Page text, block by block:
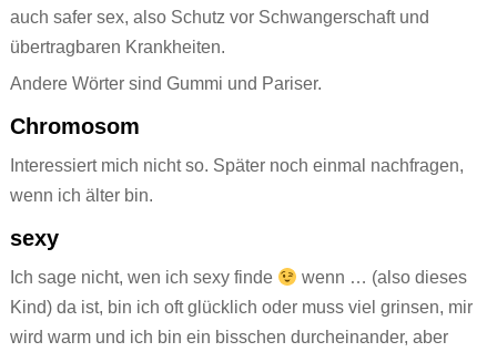
auch safer sex, also Schutz vor Schwangerschaft und
übertragbaren Krankheiten.
Andere Wörter sind Gummi und Pariser.
Chromosom
Interessiert mich nicht so. Später noch einmal nachfragen,
wenn ich älter bin.
sexy
Ich sage nicht, wen ich sexy finde
wenn … (also dieses
Kind) da ist, bin ich oft glücklich oder muss viel grinsen, mir
wird warm und ich bin ein bisschen durcheinander, aber